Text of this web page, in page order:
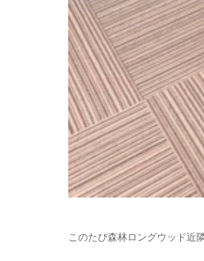
このたび森林ロングウッド近